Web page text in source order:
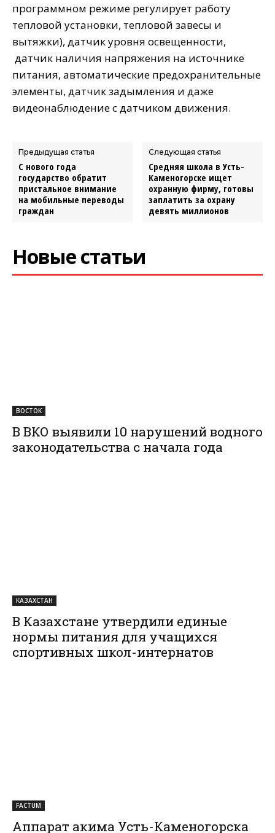
программном режиме регулирует работу
тепловой установки, тепловой завесы и
вытяжки), датчик уровня освещенности,
датчик наличия напряжения на источнике
питания, автоматические предохранительные
элементы, датчик задымления и даже
видеонаблюдение с датчиком движения.
Предыдущая статья
С нового года
государство обратит
пристальное внимание
на мобильные переводы
граждан
Следующая статья
Средняя школа в Усть-
Каменогорске ищет
охранную фирму, готовы
заплатить за охрану
девять миллионов
Новые статьи
ВОСТОК
В ВКО выявили 10 нарушений водного
законодательства с начала года
КАЗАХСТАН
В Казахстане утвердили единые
нормы питания для учащихся
спортивных школ-интернатов
FACTUM
Аппарат акима Усть-Каменогорска